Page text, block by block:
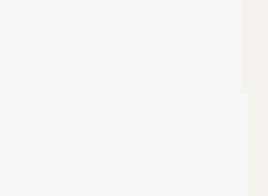
然光が降りそそぐ天空の大聖堂。
映えるバージンロードは、祝福の笑顔に
ペル式・人前式